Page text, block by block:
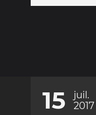
15
juil.
2017